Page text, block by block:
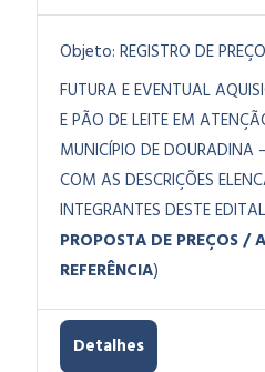
Objeto: REGISTRO DE
FUTURA E EVENTUAL
E PÃO DE LEITE EM
MUNICÍPIO DE DOURADINA
COM AS DESCRIÇÕES
INTEGRANTES DESTE
PROPOSTA DE PREÇOS /
REFERÊNCIA)
Detalhes